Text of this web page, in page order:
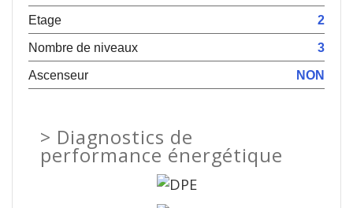
Etage
2
Nombre de niveaux
3
Ascenseur
NON
> Diagnostics de
performance énergétique